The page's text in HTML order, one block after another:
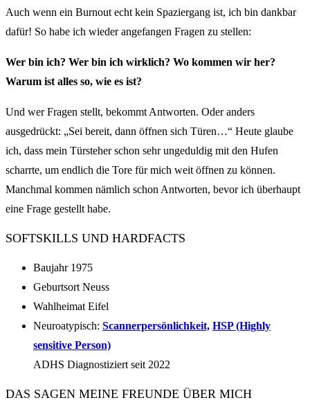
Auch wenn ein Burnout echt kein Spaziergang ist, ich bin dankbar
dafür! So habe ich wieder angefangen Fragen zu stellen:
Wer bin ich? Wer bin ich wirklich? Wo kommen wir her?
Warum ist alles so, wie es ist?
Und wer Fragen stellt, bekommt Antworten. Oder anders
ausgedrückt: „Sei bereit, dann öffnen sich Türen…“ Heute glaube
ich, dass mein Türsteher schon sehr ungeduldig mit den Hufen
scharrte, um endlich die Tore für mich weit öffnen zu können.
Manchmal kommen nämlich schon Antworten, bevor ich überhaupt
eine Frage gestellt habe.
SOFTSKILLS UND HARDFACTS
Baujahr 1975
Geburtsort Neuss
Wahlheimat Eifel
Neuroatypisch: Scannerpersönlichkeit, HSP (Highly
sensitive Person)
ADHS Diagnostiziert seit 2022
DAS SAGEN MEINE FREUNDE ÜBER MICH